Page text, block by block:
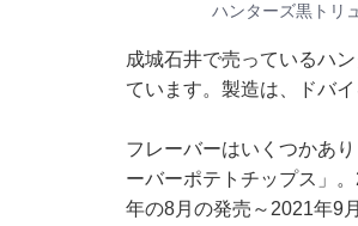
ハンターズ黒トリ
成城石井で売っているハ
ています。製造は、ドバ
フレーバーはいくつかあ
ーバーポテトチップス」
年の8月の発売～2021年9